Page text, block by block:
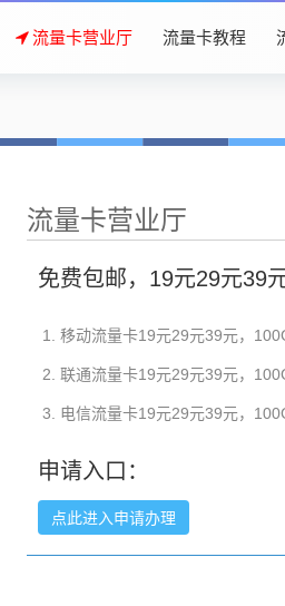
流量卡营业厅 流量卡教程
流量卡营业厅
免费包邮，19元29元39
移动流量卡19元29元39元，
联通流量卡19元29元39元，
电信流量卡19元29元39元，
申请入口：
点此进入申请办理